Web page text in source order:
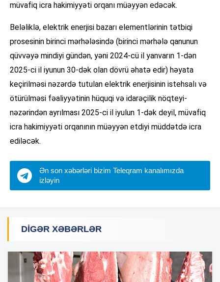
müvafiq icra hakimiyyəti orqanı müəyyən edəcək.
Beləliklə, elektrik enerjisi bazarı elementlərinin tətbiqi
prosesinin birinci mərhələsində (birinci mərhələ qanunun
qüvvəyə mindiyi gündən, yəni 2024-cü il yanvarın 1-dən
2025-ci il iyunun 30-dək olan dövrü əhatə edir) həyata
keçirilməsi nəzərdə tutulan elektrik enerjisinin istehsalı və
ötürülməsi fəaliyyətinin hüquqi və idarəçilik nöqteyi-
nəzərindən ayrılması 2025-ci il iyulun 1-dək deyil, müvafiq
icra hakimiyyəti orqanının müəyyən etdiyi müddətdə icra
ediləcək.
Ən son xəbərləri bizim Teleqram kanalımızda
izləyin
DIGƏR XƏBƏRLƏR